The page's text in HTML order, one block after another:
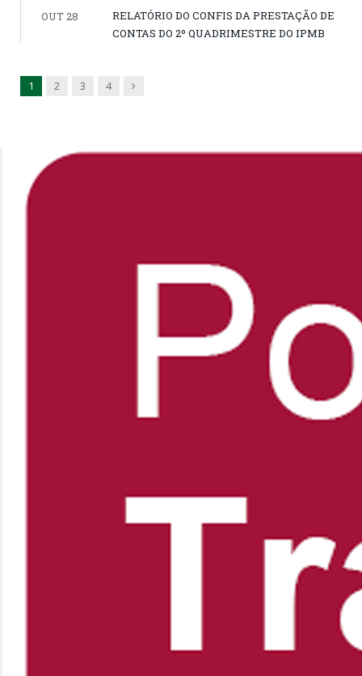
OUT 28
RELATÓRIO DO CONFIS DA PRESTAÇÃO DE
CONTAS DO 2º QUADRIMESTRE DO IPMB
1 2 3 4 Next